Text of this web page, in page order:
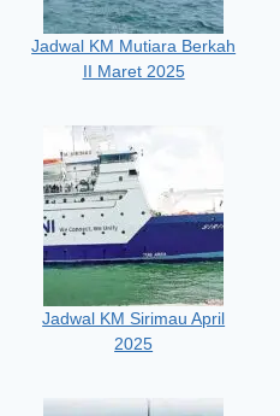
Jadwal KM Mutiara Berkah
II Maret 2025
Jadwal KM Sirimau April
2025